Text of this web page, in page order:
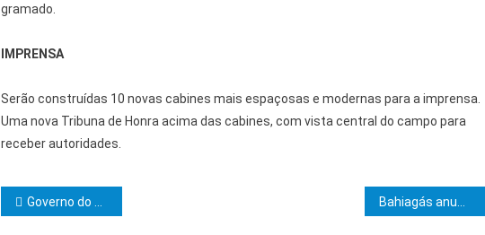
gramado.
IMPRENSA
Serão construídas 10 novas cabines mais espaçosas e modernas para a imprensa.
Uma nova Tribuna de Honra acima das cabines, com vista central do campo para
receber autoridades.
Navegação de Post
Governo do Estado realiza Conferência Macroterritorial de ciência e tecnologia; dia 29 na Uesc